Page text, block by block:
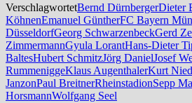
VerschlagwortetBernd DürnbergerDieter
KöhnenEmanuel GüntherFC Bayern
DüsseldorfGeorg SchwarzenbeckGerd
ZimmermannGyula LorantHans-Dieter
BaltesHubert SchmitzJörg DanielJosef
RummeniggeKlaus AugenthalerKurt
JanzonPaul BreitnerRheinstadionSepp
HorsmannWolfgang Seel